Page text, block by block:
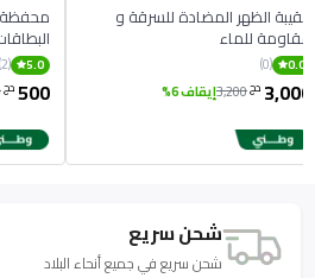
محفظة
5.0
(2)
500 دج
حقيبة الظهر المضادة للسرقة و
مقاومة للماء
0.0
(0)
3,000 دج 3,200إيقاف 6%
شحن سريع
شحن سريع في جميع أنحاء البلاد